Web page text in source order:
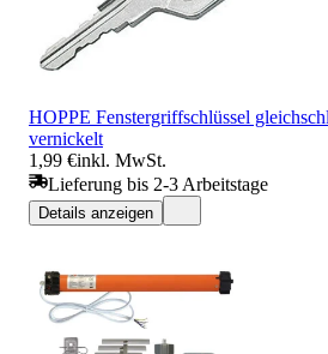
HOPPE Fenstergriffschlüssel
vernickelt
1,99 €inkl. MwSt.
Lieferung bis 2-3 Arbeitstage
Details anzeigen